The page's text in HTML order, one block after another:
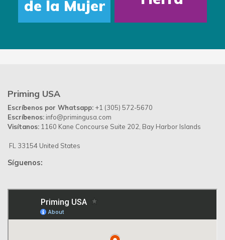
de la Mujer
Priming USA
Escríbenos por Whatsapp: +1 (305) 572-5670
Escríbenos: info@primingusa.com
Visítanos: 1160 Kane Concourse Suite 202, Bay Harbor Islands
FL 33154 United States
Síguenos: